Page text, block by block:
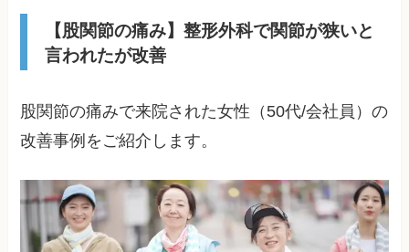
【股関節の痛み】整形外科で関節が狭いと
言われたが改善
股関節の痛みで来院された女性（50代/会社員）の
改善事例をご紹介します。